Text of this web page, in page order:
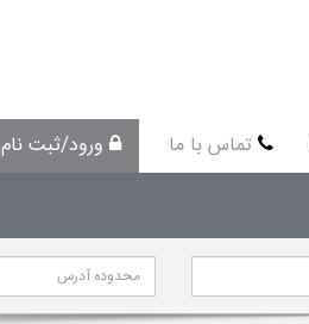
تماس با ما ورود/ثبت نام